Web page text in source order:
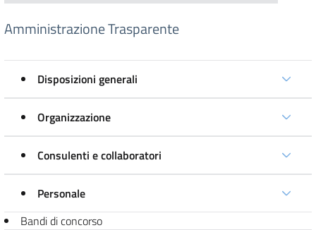
Amministrazione Trasparente
Disposizioni generali
Organizzazione
Consulenti e collaboratori
Personale
Bandi di concorso